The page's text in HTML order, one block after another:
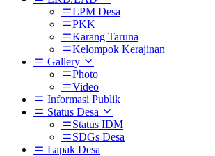
LPM Desa
PKK
Karang Taruna
Kelompok Kerajinan
Gallery
Photo
Video
Informasi Publik
Status Desa
Status IDM
SDGs Desa
Lapak Desa